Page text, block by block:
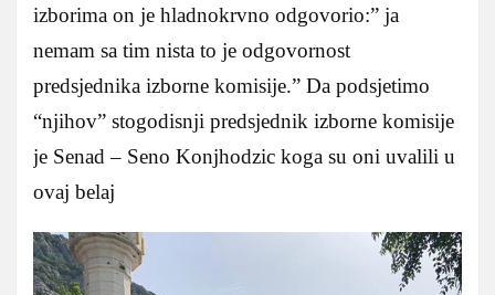
izborima on je hladnokrvno odgovorio:” ja
nemam sa tim nista to je odgovornost
predsjednika izborne komisije.” Da podsjetimo
“njihov” stogodisnji predsjednik izborne komisije
je Senad – Seno Konjhodzic koga su oni uvalili u
ovaj belaj